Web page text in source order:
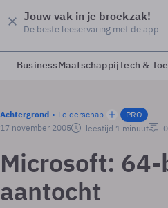
Jouw vak in je broekzak!
De beste leeservaring met de app
BusinessMaatschappijTech &
Achtergrond Leiderschap
PRO
17 november 2005
leestijd 1 minuut
Microsoft:
aantocht